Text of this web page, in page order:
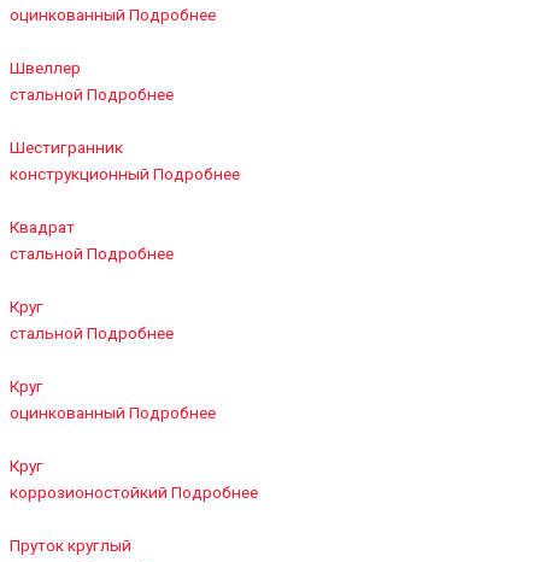
оцинкованный Подробнее
Швеллер
стальной Подробнее
Шестигранник
конструкционный Подробнее
Квадрат
стальной Подробнее
Круг
стальной Подробнее
Круг
оцинкованный Подробнее
Круг
коррозионостойкий Подробнее
Пруток круглый